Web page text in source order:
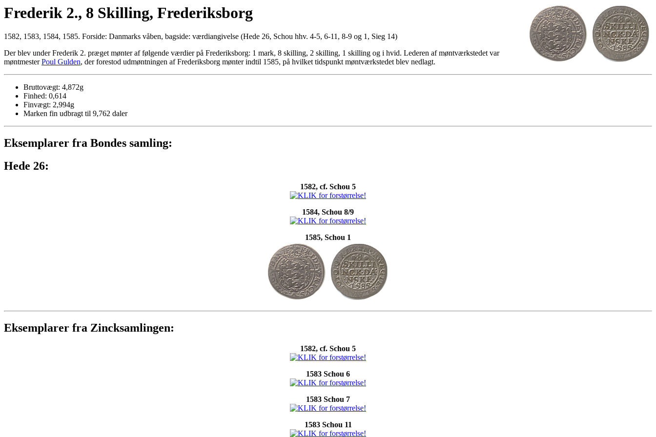
Frederik 2., 8 Skilling, Frederiksborg
1582, 1583, 1584, 1585. Forside: Danmarks våben, bagside: værdiangivelse (Hede 26, Schou hhv. 4-5, 6-11, 8-9 og 1, Sieg 14)
Der blev under Frederik 2. præget mønter af følgende værdier på Frederiksborg: 1 mark, 8 skilling, 2 skilling, 1 skilling og i hvid. Lederen af møntværkstedet var
møntmesterPoul Gulden, der forestod udmøntningen af Frederiksborg mønter indtil 1585, på hvilket tidspunkt møntværkstedet blev nedlagt.
Bruttovægt: 4,872g
Finhed: 0,614
Finvægt: 2,994g
Marken fin udbragt til 9,762 daler
Eksemplarer fra Bondes samling:
Hede 26:
1582, cf. Schou 5
1584, Schou 8/9
1585, Schou 1
Eksemplarer fra Zincksamlingen:
1582, cf. Schou 5
1583 Schou 6
1583 Schou 7
1583 Schou 11